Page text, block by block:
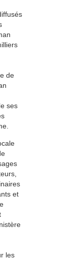
de
ses
et
les